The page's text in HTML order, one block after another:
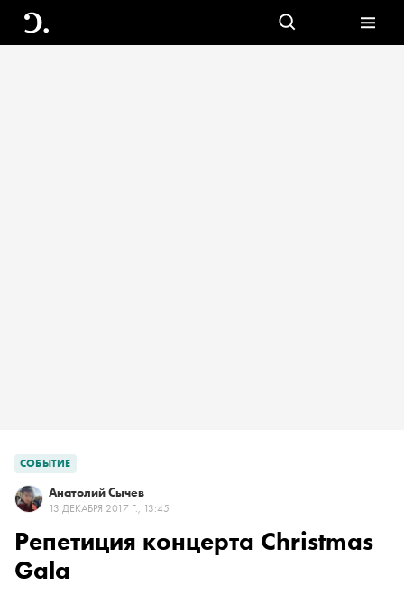
СОБЫТИЕ
Анатолий Сычев
13 ДЕКАБРЯ 2017 Г., 13:45
Репетиция концерта Christmas
Gala